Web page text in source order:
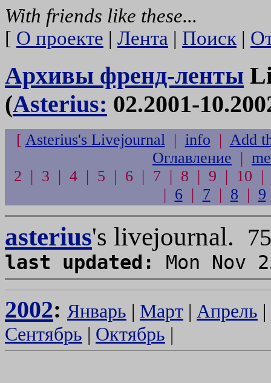
With friends like these...
[ О проекте | Лента | Поиск |
Архивы френд-ленты
(Asterius: 02.2001-
[ Asterius's Livejournal| info | Add
Оглавление |
2 | 3 | 4 | 5 | 6 | 7 | 8 | 9 | 10 |
| 6| 7| 8 | 9
asterius's livejournal.
last updated: Mon Nov
2002: Январь | Март | Апрель |
Сентябрь | Октябрь |